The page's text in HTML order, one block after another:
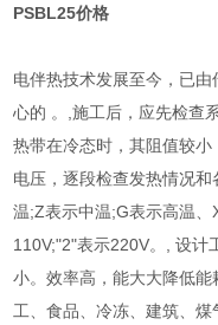
PSBL25价格
电伴热技术发展至今，已
心的 。,施工后，应先检查
热带在冷态时，其阻值较
电压，逐段检查发热情况
温;Z表示中温;G表示高温
110V;"2"表示220V。, 设计
小。效率高，能大大降低
工、食品、冷冻、建筑、